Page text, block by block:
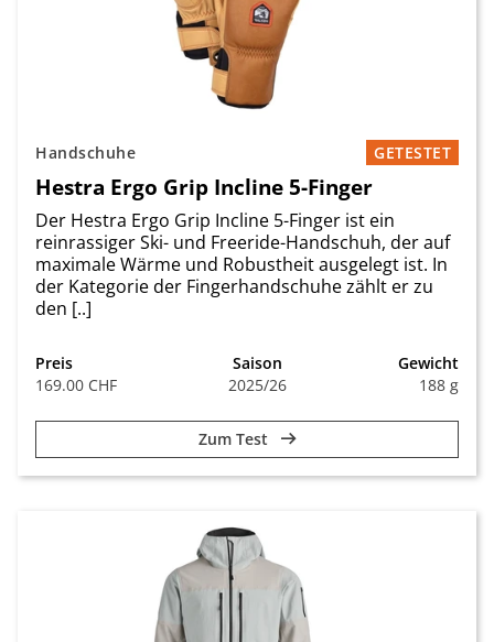
Handschuhe GETESTET
Hestra Ergo Grip Incline 5-Finger
Der Hestra Ergo Grip Incline 5-Finger ist ein
reinrassiger Ski- und Freeride-Handschuh, der auf
maximale Wärme und Robustheit ausgelegt ist. In
der Kategorie der Fingerhandschuhe zählt er zu
den [..]
Preis
169.00 CHF
Saison
2025/26
Gewicht
188 g
Zum Test